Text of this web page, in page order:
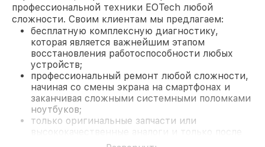
профессиональной техники EOTech любой
сложности. Своим клиентам мы предлагаем:
бесплатную комплексную диагностику,
которая является важнейшим этапом
восстановления работоспособности любых
устройств;
профессиональный ремонт любой сложности,
начиная со смены экрана на смартфонах и
заканчивая сложными системными поломками
ноутбуков;
только оригинальные запчасти или
согласования с клиентом.